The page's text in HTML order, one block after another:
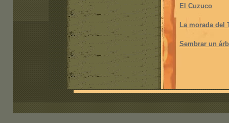
El Cuzuco
La morada del
Sembrar un